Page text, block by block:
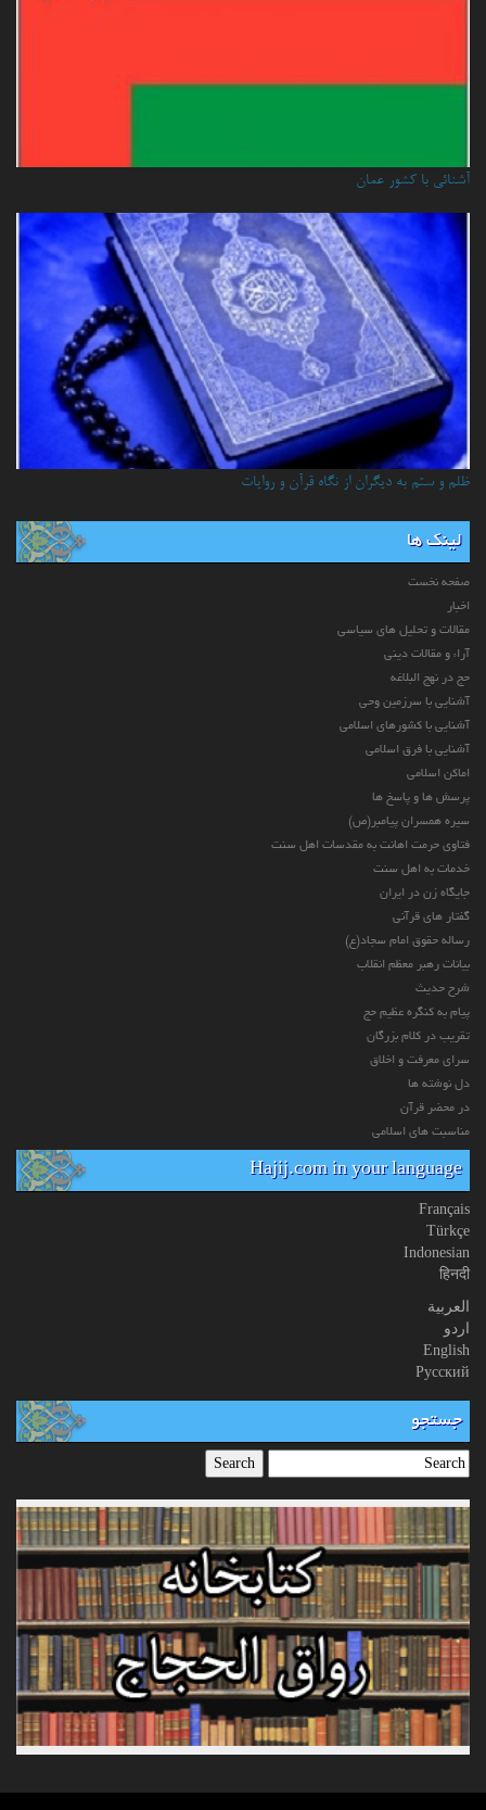
آشنائي با كشور عمان
ظلم و ستم به دیگران از نگاه قرآن و روایات
لینک ها
صفحه نخست
اخبار
مقالات و تحلیل های سیاسی
آراء و مقالات دینی
حج در نهج البلاغه
آشنایی با سرزمین وحی
آشنایی با کشورهای اسلامی
آشنایی با فرق اسلامی
اماکن اسلامی
پرسش ها و پاسخ ها
سیره همسران پیامبر(ص)
فتاوی حرمت اهانت به مقدسات اهل سنت
خدمات به اهل سنت
جایگاه زن در ایران
گفتار های قرآنی
رساله حقوق امام سجاد(ع)
بیانات رهبر معظم انقلاب
شرح حدیث
پیام به کنگره عظیم حج
تقریب در کلام بزرگان
سرای معرفت و اخلاق
دل نوشته ها
در محضر قرآن
مناسبت های اسلامی
Hajij.com in your language
Français
Türkçe
Indonesian
हिनदी
العربیة
اردو
English
Русский
جستجو